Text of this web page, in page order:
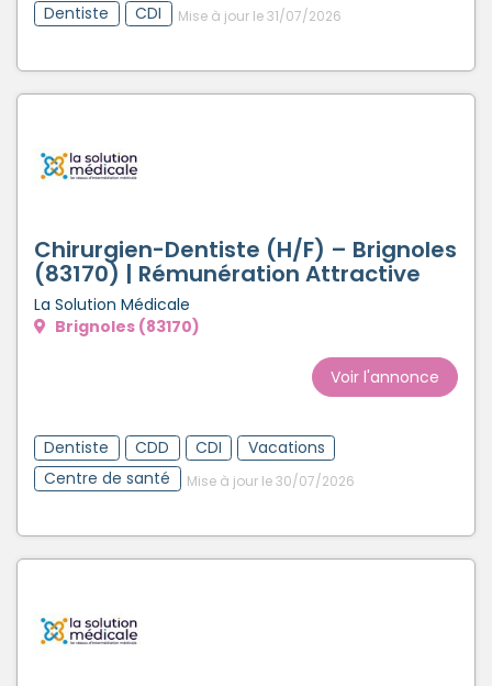
Dentiste CDI Mise à jour le 31/07/2026
Chirurgien-Dentiste (H/F) – Brignoles
(83170) | Rémunération Attractive
La Solution Médicale
Brignoles (83170)
Voir l'annonce
Dentiste CDD CDI
Vacations
Centre de santé
Mise à jour le 30/07/2026